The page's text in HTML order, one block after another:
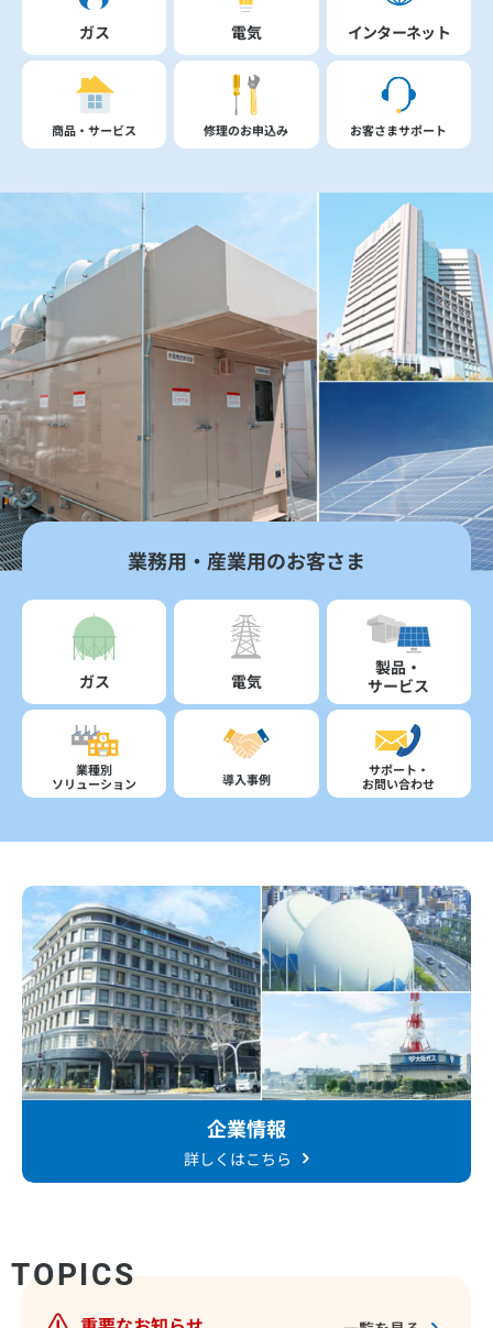
ガス 電気 インターネット
商品・サービス 修理のお申込み お客さまサポート
業務用・産業用のお客さま
ガス 電気
製品・
サービス
業種別
ソリューション
導入事例
サポート・
お問い合わせ
企業情報
詳しくはこちら
TOPICS